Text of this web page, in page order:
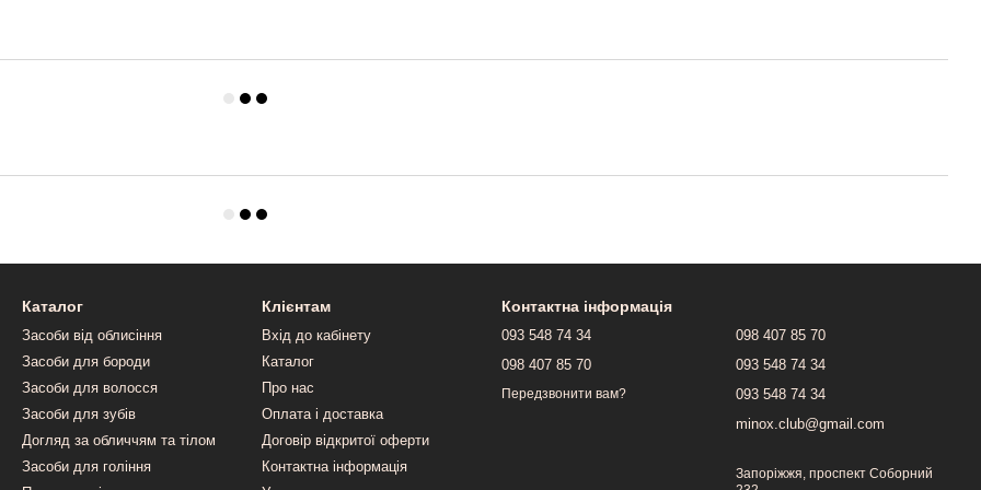
Каталог
Засоби від облисіння
Засоби для бороди
Засоби для волосся
Засоби для зубів
Догляд за обличчям та тілом
Засоби для гоління
Клієнтам
Вхід до кабінету
Каталог
Про нас
Оплата і доставка
Договір відкритої оферти
Контактна інформація
Контактна інформація
093 548 74 34
098 407 85 70
Передзвонити вам?
098 407 85 70
093 548 74 34
093 548 74 34
minox.club@gmail.com
Запоріжжя, проспект Соборний